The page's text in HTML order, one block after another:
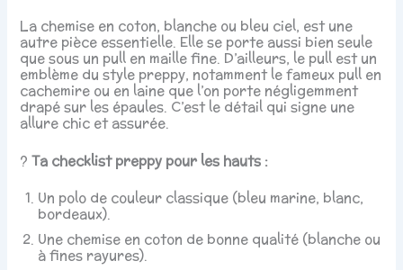
La chemise en coton, blanche ou bleu ciel, est une
autre pièce essentielle. Elle se porte aussi bien seule
que sous un pull en maille fine. D’ailleurs, le pull est un
emblème du style preppy, notamment le fameux pull en
cachemire ou en laine que l’on porte négligemment
drapé sur les épaules. C’est le détail qui signe une
allure chic et assurée.
?Ta checklist preppy pour les hauts :
Un polo de couleur classique (bleu marine, blanc,
bordeaux).
Une chemise en coton de bonne qualité (blanche ou
à fines rayures).